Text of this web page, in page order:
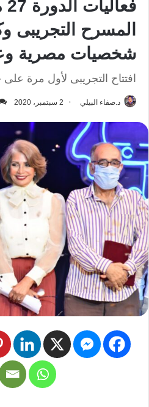
شخصيات مصرية
افتتاح التجريبى لأول مرة
د.صفاء البيلي 2 سبتمبر، 2020